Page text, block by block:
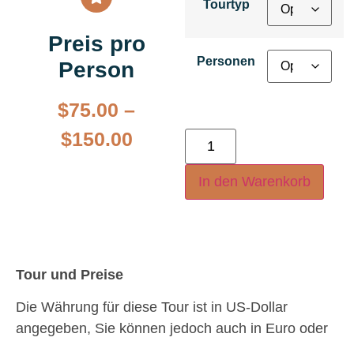
Preis pro
Person
$75.00 –
$150.00
Tourtyp
Personen
In den Warenkorb
Tour und Preise
Die Währung für diese Tour ist in US-Dollar
angegeben, Sie können jedoch auch in Euro oder